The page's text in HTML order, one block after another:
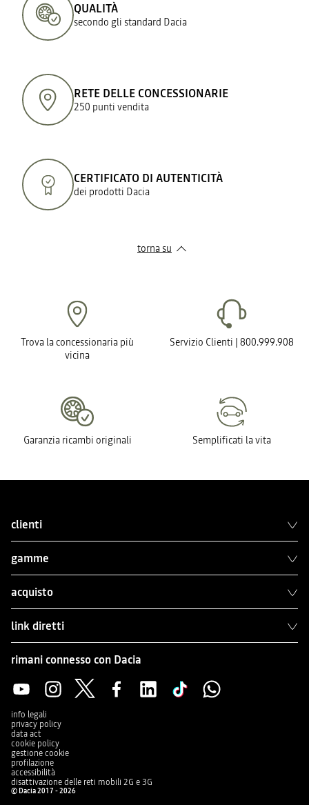
QUALITÀ
secondo gli standard Dacia
RETE DELLE CONCESSIONARIE
250 punti vendita
CERTIFICATO DI AUTENTICITÀ
dei prodotti Dacia
torna su
Trova la concessionaria più
vicina
Servizio Clienti | 800.999.908
Garanzia ricambi originali Semplificati la vita
clienti
gamme
acquisto
link diretti
rimani connesso con Dacia
info legali
privacy policy
data act
cookie policy
gestione cookie
profilazione
accessibilità
disattivazione delle reti mobili 2G e 3G
© Dacia 2017 - 2026